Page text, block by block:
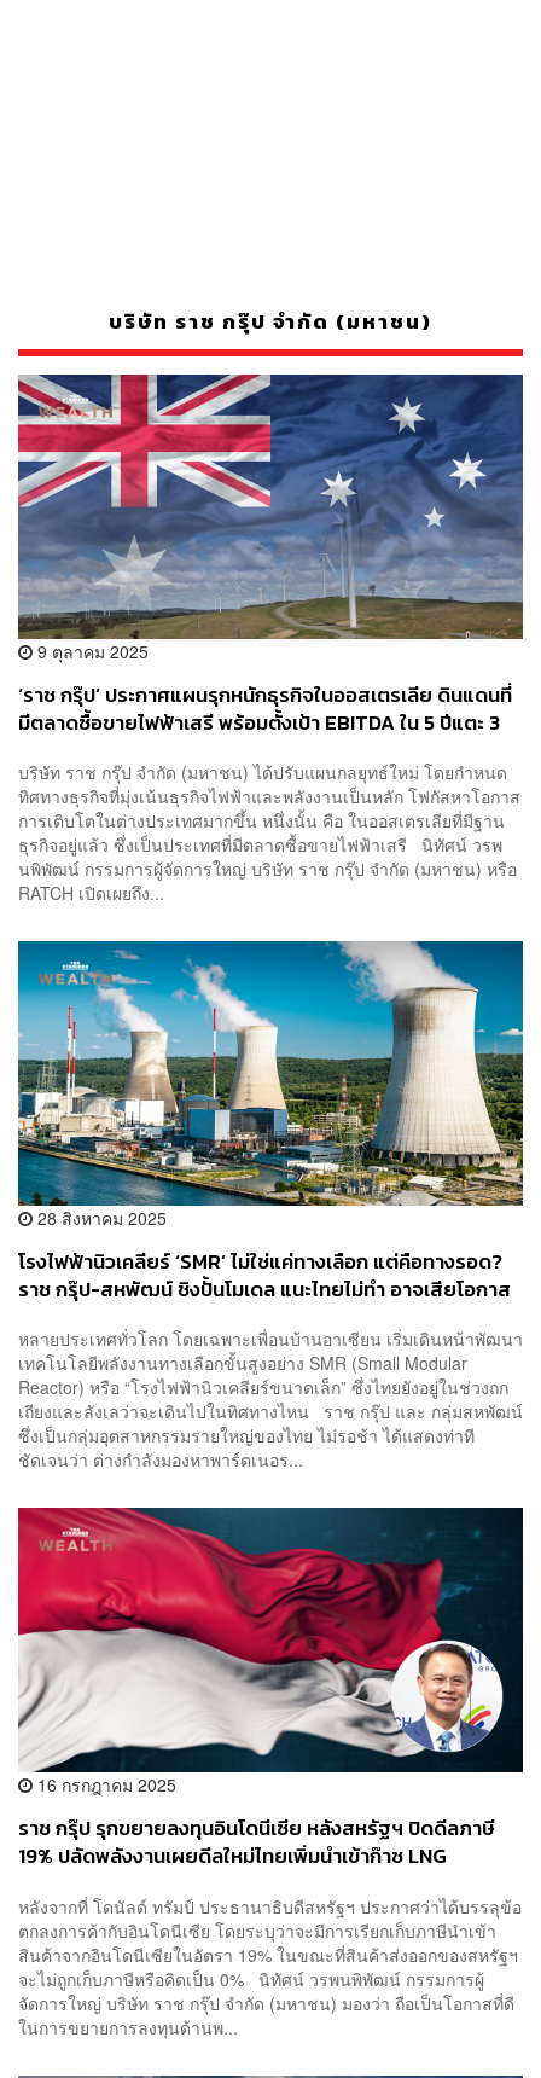
บริษัท ราช กรุ๊ป จำกัด (มหาชน)
9 ตุลาคม 2025
‘ราช กรุ๊ป’ ประกาศแผนรุกหนักธุรกิจในออสเตรเลีย ดินแดนที่
มีตลาดซื้อขายไฟฟ้าเสรี พร้อมตั้งเป้า EBITDA ใน 5 ปีแตะ 3
บริษัท ราช กรุ๊ป จำกัด (มหาชน) ได้ปรับแผนกลยุทธ์ใหม่ โดยกำหนด
ทิศทางธุรกิจที่มุ่งเน้นธุรกิจไฟฟ้าและพลังงานเป็นหลัก โฟกัสหาโอกาส
การเติบโตในต่างประเทศมากขึ้น หนึ่งนั้น คือ ในออสเตรเลียที่มีฐาน
ธุรกิจอยู่แล้ว ซึ่งเป็นประเทศที่มีตลาดซื้อขายไฟฟ้าเสรี นิทัศน์ วรพ
นพิพัฒน์ กรรมการผู้จัดการใหญ่ บริษัท ราช กรุ๊ป จำกัด (มหาชน) หรือ
RATCH เปิดเผยถึง...
28 สิงหาคม 2025
โรงไฟฟ้านิวเคลียร์ ‘SMR’ ไม่ใช่แค่ทางเลือก แต่คือทางรอด?
ราช กรุ๊ป-สหพัฒน์ ชิงปั้นโมเดล แนะไทยไม่ทำ อาจเสียโอกาส
หลายประเทศทั่วโลก โดยเฉพาะเพื่อนบ้านอาเซียน เริ่มเดินหน้าพัฒนา
เทคโนโลยีพลังงานทางเลือกขั้นสูงอย่าง SMR (Small Modular
Reactor) หรือ “โรงไฟฟ้านิวเคลียร์ขนาดเล็ก” ซึ่งไทยยังอยู่ในช่วงถก
เถียงและลังเลว่าจะเดินไปในทิศทางไหน ราช กรุ๊ป และ กลุ่มสหพัฒน์
ซึ่งเป็นกลุ่มอุตสาหกรรมรายใหญ่ของไทย ไม่รอช้า ได้แสดงท่าที
ชัดเจนว่า ต่างกำลังมองหาพาร์ตเนอร...
16 กรกฎาคม 2025
ราช กรุ๊ป รุกขยายลงทุนอินโดนีเซีย หลังสหรัฐฯ ปิดดีลภาษี
19% ปลัดพลังงานเผยดีลใหม่ไทยเพิ่มนำเข้าก๊าซ LNG
หลังจากที่ โดนัลด์ ทรัมป์ ประธานาธิบดีสหรัฐฯ ประกาศว่าได้บรรลุข้อ
ตกลงการค้ากับอินโดนีเซีย โดยระบุว่าจะมีการเรียกเก็บภาษีนำเข้า
สินค้าจากอินโดนีเซียในอัตรา 19% ในขณะที่สินค้าส่งออกของสหรัฐฯ
จะไม่ถูกเก็บภาษีหรือคิดเป็น 0% นิทัศน์ วรพนพิพัฒน์ กรรมการผู้
จัดการใหญ่ บริษัท ราช กรุ๊ป จำกัด (มหาชน) มองว่า ถือเป็นโอกาสที่ดี
ในการขยายการลงทุนด้านพ...